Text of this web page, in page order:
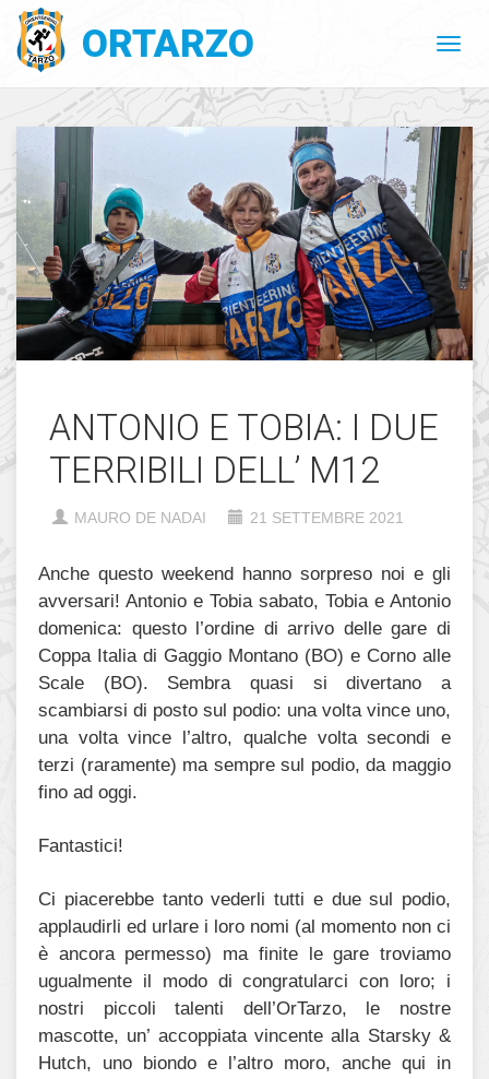
ORTARZO
ANTONIO E TOBIA: I DUE
TERRIBILI DELL’ M12
MAURO DE NADAI 21 SETTEMBRE 2021
Anche questo weekend hanno sorpreso noi e gli
avversari! Antonio e Tobia sabato, Tobia e Antonio
domenica: questo l’ordine di arrivo delle gare di
Coppa Italia di Gaggio Montano (BO) e Corno alle
Scale (BO). Sembra quasi si divertano a
scambiarsi di posto sul podio: una volta vince uno,
una volta vince l’altro, qualche volta secondi e
terzi (raramente) ma sempre sul podio, da maggio
fino ad oggi.
Fantastici!
Ci piacerebbe tanto vederli tutti e due sul podio,
applaudirli ed urlare i loro nomi (al momento non ci
è ancora permesso) ma finite le gare troviamo
ugualmente il modo di congratularci con loro; i
nostri piccoli talenti dell’OrTarzo, le nostre
mascotte, un’ accoppiata vincente alla Starsky &
Hutch, uno biondo e l’altro moro, anche qui in